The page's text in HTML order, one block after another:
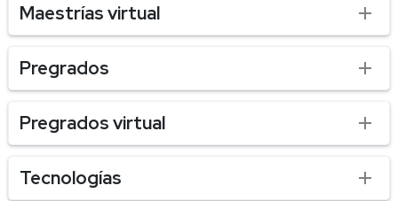
Maestrías virtual
Pregrados
Pregrados virtual
Tecnologías